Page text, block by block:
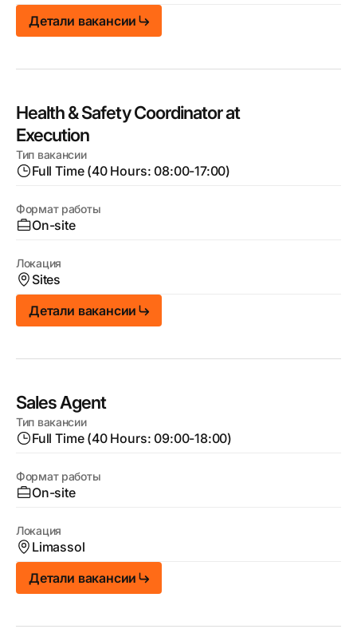
Детали вакансии
Health & Safety Coordinator at
Execution
Тип вакансии
Full Time (40 Hours: 08:00-17:00)
Формат работы
On-site
Локация
Sites
Детали вакансии
Sales Agent
Тип вакансии
Full Time (40 Hours: 09:00-18:00)
Формат работы
On-site
Локация
Limassol
Детали вакансии